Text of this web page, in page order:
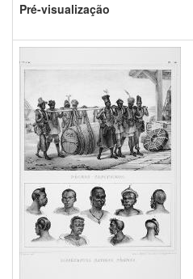
Pré-visualização